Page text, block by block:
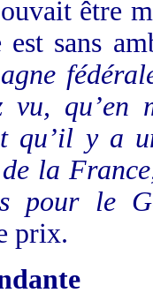
être
est sans
vu,
qu’il y a
la
pour le
prix.